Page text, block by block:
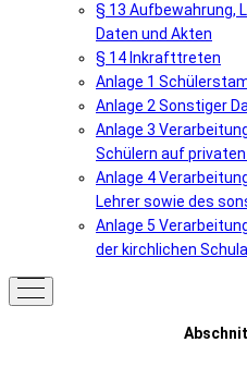
§ 13 Aufbewahrung,
Daten und Akten
§ 14 Inkrafttreten
Anlage 1
Anlage 2 Sonstiger
Anlage 3
Schülern auf
Anlage 4
Lehrer sowie des
Anlage 5
der kirchlichen